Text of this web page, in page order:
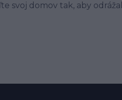
svoj domov tak, aby